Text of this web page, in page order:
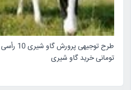
تومانی خرید گاو شیری